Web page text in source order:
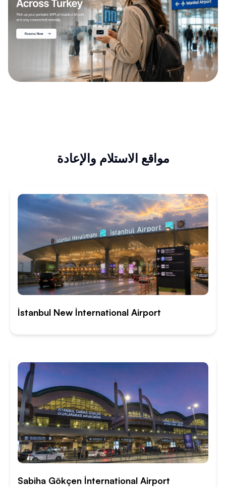
مواقع الاستلام والإعادة
İstanbul New İnternational Airport
Sabiha Gökçen İnternational Airport